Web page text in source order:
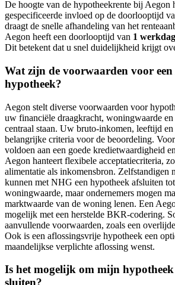
De hoogte van de hypotheekrente bij Aegon
gespecificeerde invloed op de doorlooptijd
draagt de snelle afhandeling van het
Aegon heeft een doorlooptijd van 1 werkdag
Dit betekent dat u snel duidelijkheid krijgt
Wat zijn de voorwaarden voor een
hypotheek?
Aegon stelt diverse voorwaarden voor
uw financiële draagkracht, woningwaarde
centraal staan. Uw bruto-inkomen, leeftijd
belangrijke criteria voor de beoordeling.
voldoen aan een goede kredietwaardigheid
Aegon hanteert flexibele acceptatiecriteria,
alimentatie als inkomensbron. Zelfstandigen
kunnen met NHG een hypotheek afsluiten
woningwaarde, maar ondernemers mogen
marktwaarde van de woning lenen. Een
mogelijk met een herstelde BKR-codering.
aanvullende voorwaarden, zoals een
Ook is een aflossingsvrije hypotheek een
maandelijkse verplichte aflossing wenst.
Is het mogelijk om mijn
sluiten?